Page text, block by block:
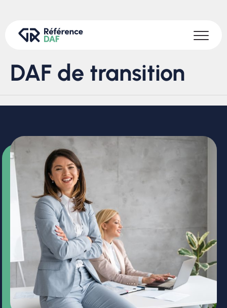
DAF de transition